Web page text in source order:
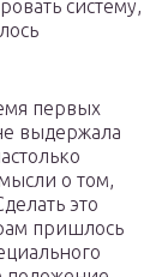
систему,
первых
выдержала
о том,
это
пришлось